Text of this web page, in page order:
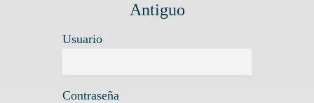
Antiguo
Usuario
Contraseña